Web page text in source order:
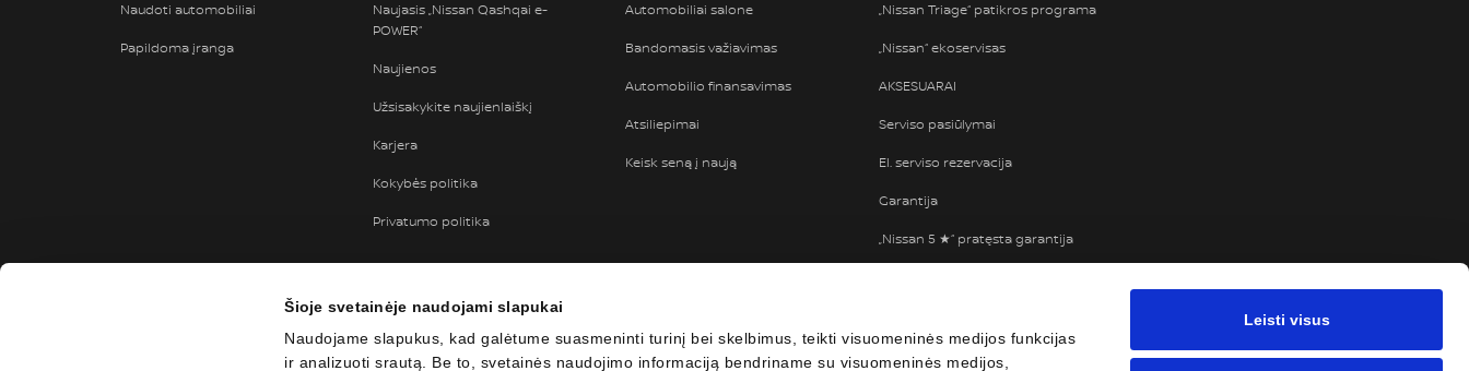
Šioje svetainėje naudojami slapukai
Naudojame slapukus, kad galėtume suasmeninti turinį bei skelbimus, teikti visuomeninės medijos funkcijas
ir analizuoti srautą. Be to, svetainės naudojimo informaciją bendriname su visuomeninės medijos,
Leisti visus
Naudoti automobiliai
Papildoma įranga
Naujasis „Nissan Qashqai e-
POWER“
Naujienos
Užsisakykite naujienlaiškį
Karjera
Kokybės politika
Privatumo politika
Automobiliai salone
Bandomasis važiavimas
Automobilio finansavimas
Atsiliepimai
Keisk seną į naują
„Nissan Triage“ patikros programa
„Nissan“ ekoservisas
AKSESUARAI
Serviso pasiūlymai
El. serviso rezervacija
Garantija
„Nissan 5 ★“ pratęsta garantija
„NISSAN“ DRAUDIMAS